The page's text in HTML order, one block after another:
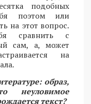
подобных
поэтом или
на этот вопрос.
сравнить с
сам, а, может
на
образ,
неуловимое
текст?